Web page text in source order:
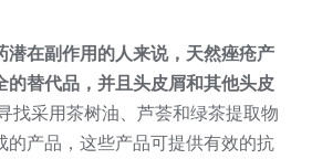
潜在副作用的人来说，天然痤疮产
的替代品，并且头皮屑和其他头皮
找采用茶树油、芦荟和绿茶提取物
的产品，这些产品可提供有效的抗